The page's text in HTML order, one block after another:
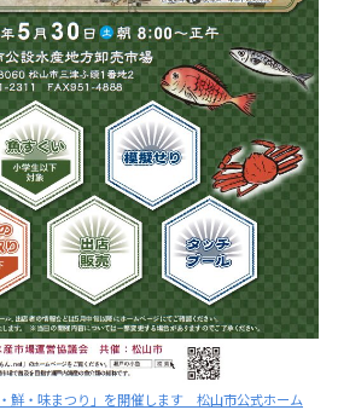
鮮・味まつり」を開催します 松山市公式ホーム